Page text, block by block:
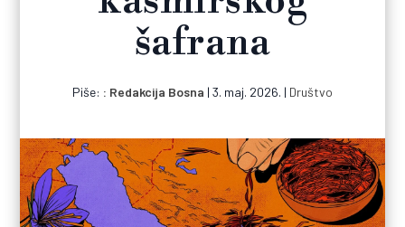
šafrana
Piše: Redakcija Bosna | 3. maj. 2026. | Društvo